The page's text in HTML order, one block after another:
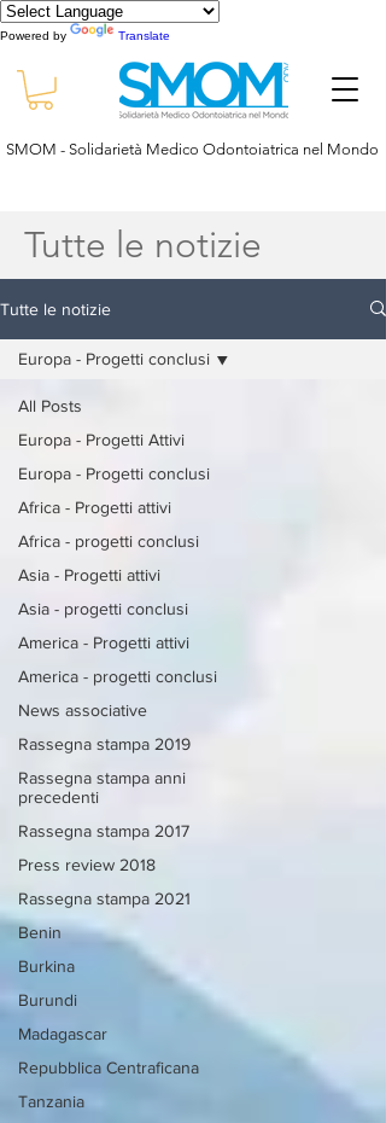
Powered by Translate
SMOM - Solidarietà Medico Odontoiatrica nel Mondo
Tutte le notizie
Tutte le notizie
All Posts
Europa - Progetti Attivi
Europa - Progetti conclusi
Africa - Progetti attivi
Africa - progetti conclusi
Asia - Progetti attivi
Asia - progetti conclusi
America - Progetti attivi
America - progetti conclusi
News associative
Rassegna stampa 2019
Rassegna stampa anni
precedenti
Rassegna stampa 2017
Press review 2018
Rassegna stampa 2021
Benin
Burkina
Burundi
Madagascar
Repubblica Centraficana
Tanzania
Europa - Progetti conclusi